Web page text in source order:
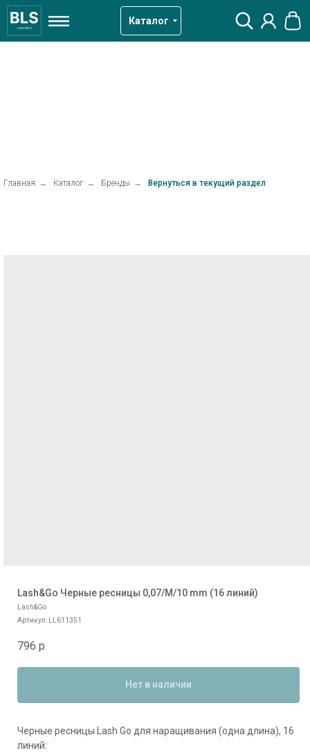
Каталог
Главная → Каталог → Бренды → Вернуться в текущий раздел
Lash&Go Черные ресницы 0,07/M/10 mm (16 линий)
Lash&Go
Артикул:
LL611351
796 р.
Нет в наличии
Черные ресницы Lash Go для наращивания (одна длина), 16
линий: